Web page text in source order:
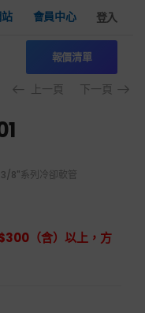
會員中心 登入
報價清單
上一頁 下一頁
3/8"系列冷卻軟管
（含）以上，方